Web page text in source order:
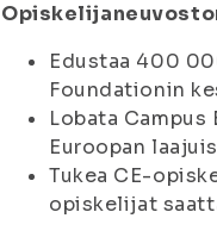
Edustaa 400
Foundationin
Lobata
Euroopan
Tukea CE-
opiskelijat